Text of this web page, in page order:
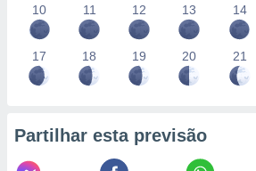
10
11 12 13 14
17 18 19 20 21
Partilhar esta previsão